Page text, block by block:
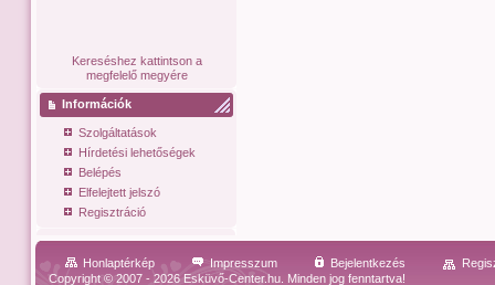
Kereséshez kattintson a
megfelelő megyére
Információk
Szolgáltatások
Hírdetési lehetőségek
Belépés
Elfelejtett jelszó
Regisztráció
Honlaptérkép Impresszum Bejelentkezés
Copyright © 2007 - 2026 Esküvő-Center.hu. Minden jog fenntartva!